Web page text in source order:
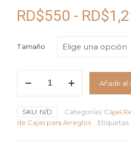
RD$550 - RD$
Tamaño
Circular
Cartón
con
Añadir al
SKU: N/D Categorías: Cajas
de Cajas para Arreglos
Etiquetas: